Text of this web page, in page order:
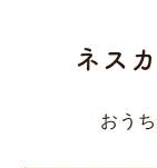
ネス
おう